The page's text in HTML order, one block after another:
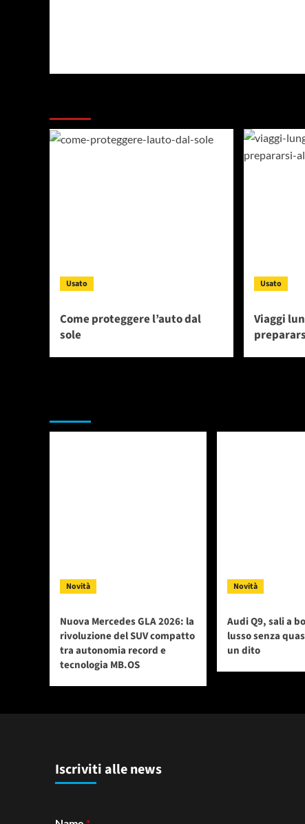
Usato
Come proteggere l’auto dal
sole
Usato
Viaggi
Novità
Nuova Mercedes GLA 2026: la
rivoluzione del SUV compatto
tra autonomia record e
tecnologia MB.OS
Novità
Audi Q9, sali a
lusso senza
un dito
Iscriviti alle news